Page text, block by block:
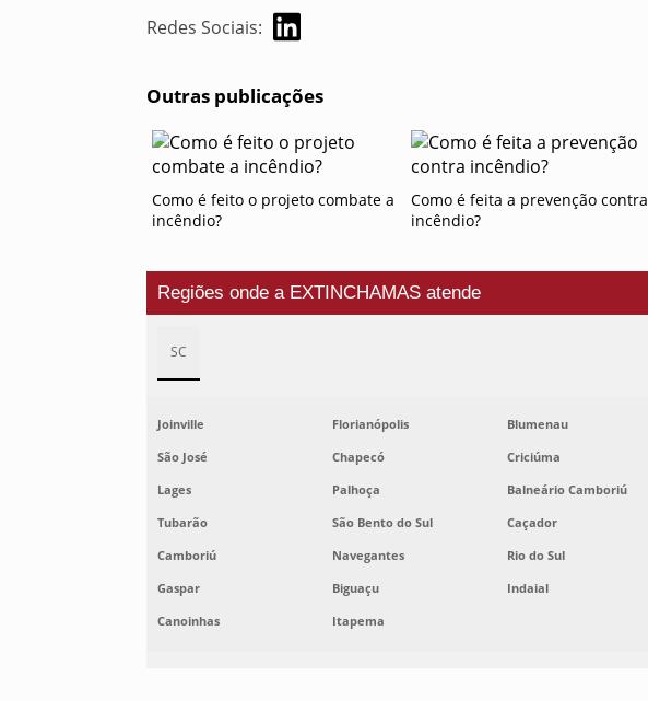
Redes Sociais:
Outras publicações
Como é feito o projeto combate a
incêndio?
Como é feita a prevenção contra
incêndio?
Regiões onde a EXTINCHAMAS atende
SC
Joinville Florianópolis Blumenau
São José
Chapecó Criciúma
Lages
Palhoça Balneário Camboriú
Tubarão
São Bento do Sul Caçador
Camboriú
Navegantes Rio do Sul
Gaspar
Biguaçu Indaial
Canoinhas
Itapema